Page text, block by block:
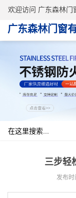
欢迎访问 广东森林门
广东森林门窗
三步轻
发布时